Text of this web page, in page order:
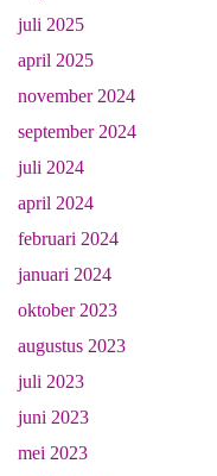
juli 2025
april 2025
november 2024
september 2024
juli 2024
april 2024
februari 2024
januari 2024
oktober 2023
augustus 2023
juli 2023
juni 2023
mei 2023